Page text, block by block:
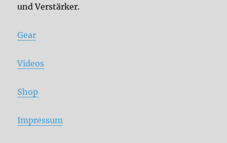
und Verstärker.
Gear
Videos
Shop
Impressum